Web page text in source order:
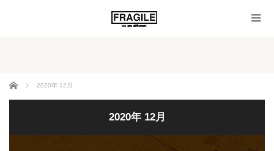
ホーム 2020年 12月
2020年 12月